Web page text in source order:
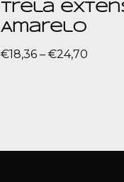
Trela
Amarelo
€18,36 – €24,70